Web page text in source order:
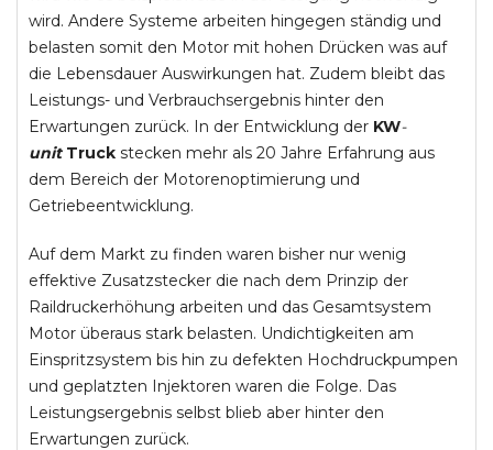
wird. Andere Systeme arbeiten hingegen ständig und
belasten somit den Motor mit hohen Drücken was auf
die Lebensdauer Auswirkungen hat. Zudem bleibt das
Leistungs- und Verbrauchsergebnis hinter den
Erwartungen zurück. In der Entwicklung der KW-
unit Truck stecken mehr als 20 Jahre Erfahrung aus
dem Bereich der Motorenoptimierung und
Getriebeentwicklung.
Auf dem Markt zu finden waren bisher nur wenig
effektive Zusatzstecker die nach dem Prinzip der
Raildruckerhöhung arbeiten und das Gesamtsystem
Motor überaus stark belasten. Undichtigkeiten am
Einspritzsystem bis hin zu defekten Hochdruckpumpen
und geplatzten Injektoren waren die Folge. Das
Leistungsergebnis selbst blieb aber hinter den
Erwartungen zurück.